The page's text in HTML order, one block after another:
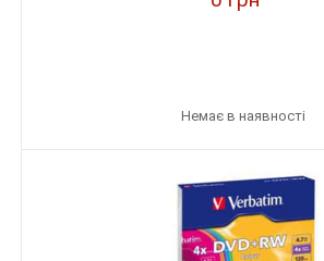
Немає в наявності